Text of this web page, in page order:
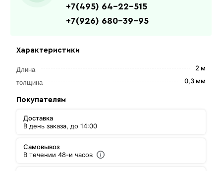
Характеристики
Длина 2 м
толщина 0,3 мм
Покупателям
Доставка
В день заказа, до 14:00
Самовывоз
В течении 48-и часов
+7(495) 64-22-515
+7(926) 680-39-95